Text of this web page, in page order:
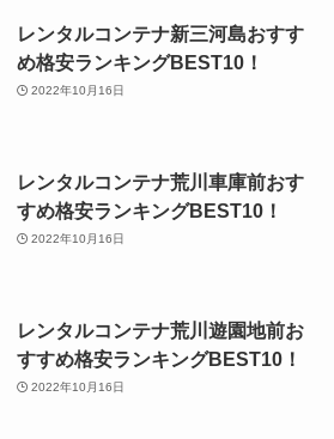
レンタルコンテナ新三河島おすす
め格安ランキングBEST10！
2022年10月16日
レンタルコンテナ荒川車庫前おす
すめ格安ランキングBEST10！
2022年10月16日
レンタルコンテナ荒川遊園地前お
すすめ格安ランキングBEST10！
2022年10月16日